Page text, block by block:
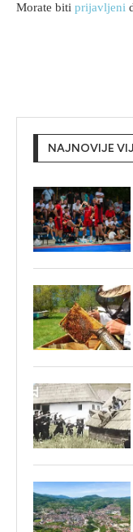
Morate biti prijavljeni
NAJNOVIJE